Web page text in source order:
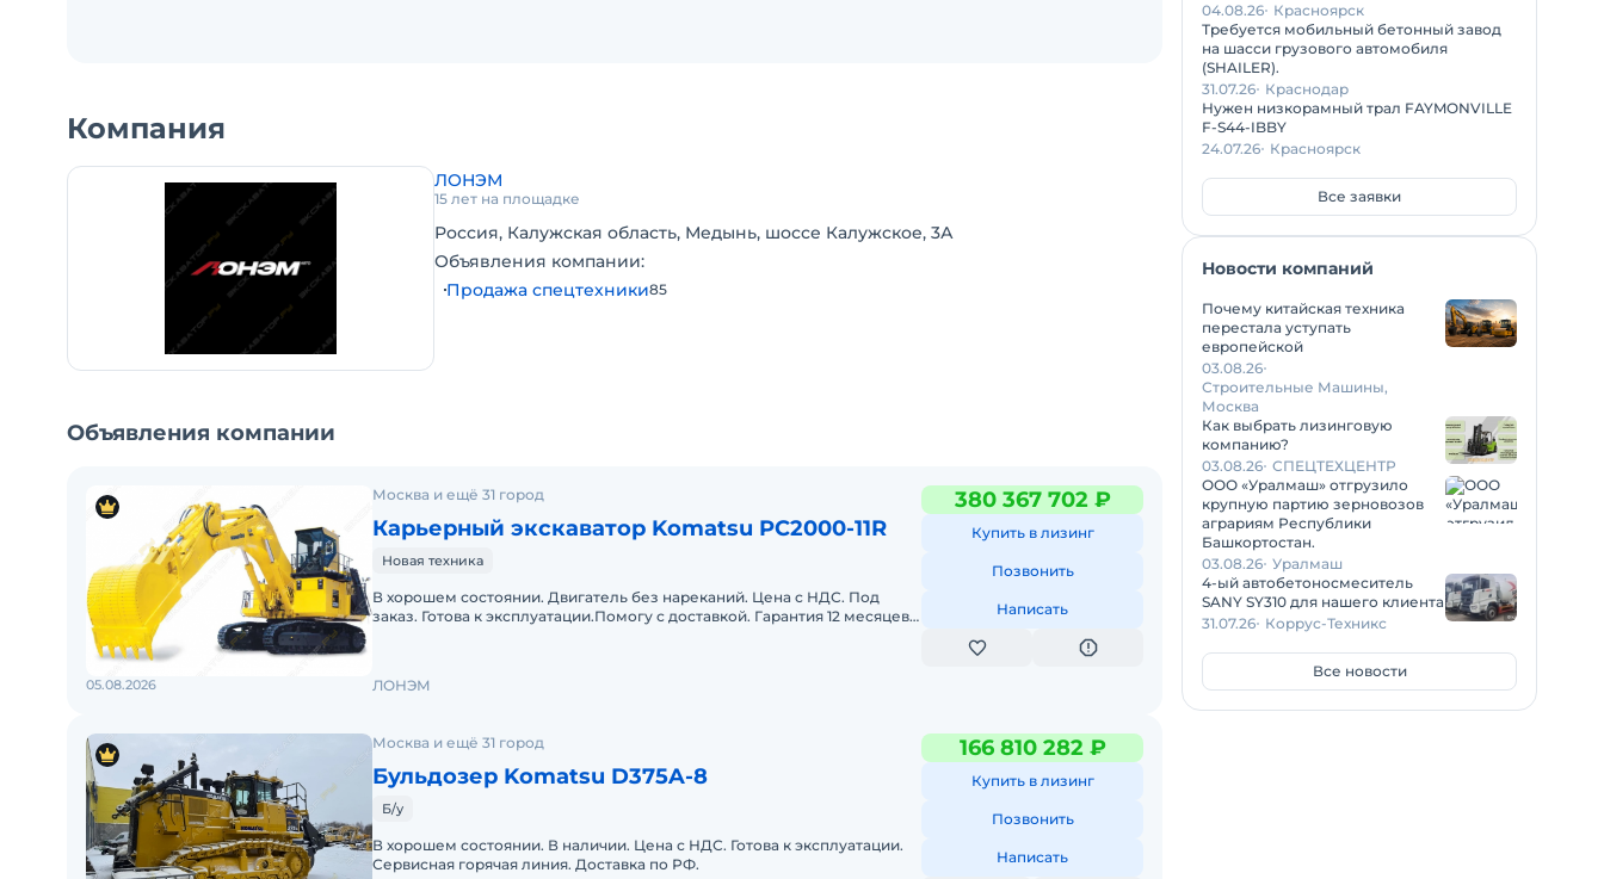
Компания
ЛОНЭМ
15 лет на площадке
Россия, Калужская область, Медынь, шоссе Калужское, 3А
Объявления компании:
Продажа спецтехники85
Объявления компании
Москва и ещё 31 город
Карьерный экскаватор Komatsu PC2000-11R
Новая техника
В хорошем состоянии. Двигатель без нареканий. Цена с НДС. Под
заказ. Готова к эксплуатации.Помогу с доставкой. Гарантия 12 месяцев.
380 367 702 ₽
Купить в лизинг
Позвонить
Написать
05.08.2026 ЛОНЭМ
Москва и ещё 31 город
Бульдозер Komatsu D375A-8
Б/у
В хорошем состоянии. В наличии. Цена с НДС. Готова к эксплуатации.
Сервисная горячая линия. Доставка по РФ.
166 810 282 ₽
Купить в лизинг
Позвонить
Написать
04.08.26 Красноярск
Требуется мобильный бетонный завод
на шасси грузового автомобиля
(SHAILER).
31.07.26 Краснодар
Нужен низкорамный трал FAYMONVILLE
F-S44-IBBY
24.07.26 Красноярск
Все заявки
Новости компаний
Почему китайская техника
перестала уступать
европейской
03.08.26
Строительные Машины,
Москва
Как выбрать лизинговую
компанию?
03.08.26 СПЕЦТЕХЦЕНТР
ООО «Уралмаш» отгрузило
крупную партию зерновозов
аграриям Республики
Башкортостан.
03.08.26 Уралмаш
4-ый автобетоносмеситель
SANY SY310 для нашего клиента
31.07.26 Коррус-Техникс
Все новости